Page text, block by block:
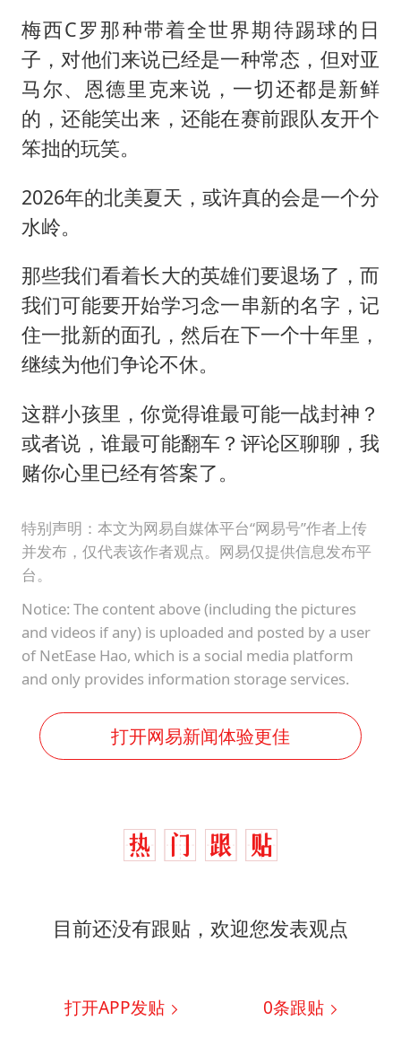
梅西C罗那种带着全世界期待踢球的日
子，对他们来说已经是一种常态，但对亚
马尔、恩德里克来说，一切还都是新鲜
的，还能笑出来，还能在赛前跟队友开个
笨拙的玩笑。
2026年的北美夏天，或许真的会是一个分
水岭。
那些我们看着长大的英雄们要退场了，而
我们可能要开始学习念一串新的名字，记
住一批新的面孔，然后在下一个十年里，
继续为他们争论不休。
这群小孩里，你觉得谁最可能一战封神？
或者说，谁最可能翻车？评论区聊聊，我
赌你心里已经有答案了。
特别声明：本文为网易自媒体平台“网易号”作者上传
并发布，仅代表该作者观点。网易仅提供信息发布平
台。
Notice: The content above (including the pictures
and videos if any) is uploaded and posted by a user
of NetEase Hao, which is a social media platform
and only provides information storage services.
打开网易新闻体验更佳
目前还没有跟贴，欢迎您发表观点
打开APP发贴 0条跟贴